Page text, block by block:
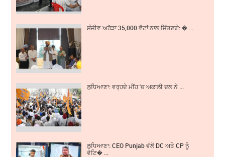
ਸੰਜੀਵ ਅਰੋੜਾ 35,000 ਵੋਟਾਂ ਨਾਲ ਜਿੱਤਣਗੇ: � ...
ਲੁਧਿਆਣਾ: ਵਰ੍ਹਦੇ ਮੀਂਹ 'ਚ ਅਕਾਲੀ ਦਲ ਨੇ ...
ਲੁਧਿਆਣਾ: CEO Punjab ਵੱਲੋਂ DC ਅਤੇ CP ਨੂੰ
ਵੋਟਿ� ...